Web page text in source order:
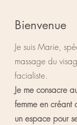
Bienvenue
Je suis Marie,
massage du
facialiste.
Je me consacre
femme en créant
un espace pour